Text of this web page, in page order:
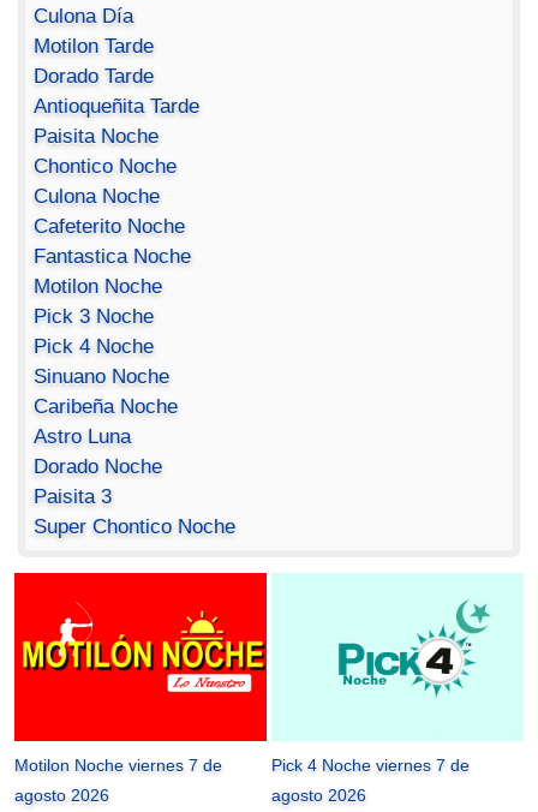
Culona Día
Motilon Tarde
Dorado Tarde
Antioqueñita Tarde
Paisita Noche
Chontico Noche
Culona Noche
Cafeterito Noche
Fantastica Noche
Motilon Noche
Pick 3 Noche
Pick 4 Noche
Sinuano Noche
Caribeña Noche
Astro Luna
Dorado Noche
Paisita 3
Super Chontico Noche
Motilon Noche viernes 7 de
agosto 2026
Pick 4 Noche viernes 7 de
agosto 2026